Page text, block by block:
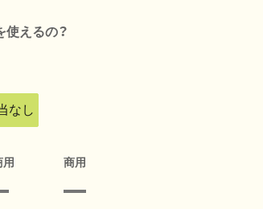
使えるの？
なし
用 商用